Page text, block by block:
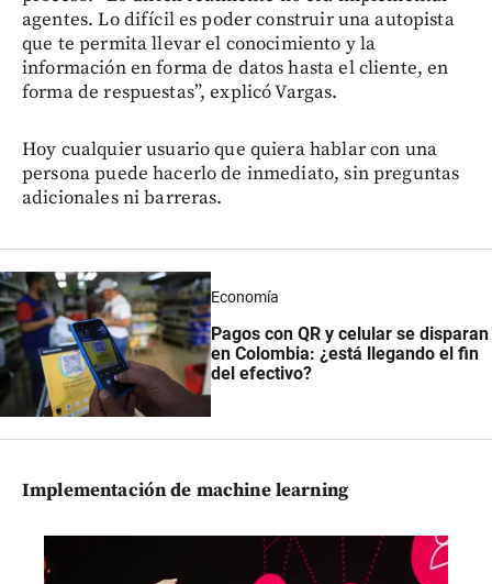
agentes. Lo difícil es poder construir una autopista
que te permita llevar el conocimiento y la
información en forma de datos hasta el cliente, en
forma de respuestas”, explicó Vargas.
Hoy cualquier usuario que quiera hablar con una
persona puede hacerlo de inmediato, sin preguntas
adicionales ni barreras.
Economía
Pagos con QR y celular se disparan
en Colombia: ¿está llegando el fin
del efectivo?
Implementación de machine learning